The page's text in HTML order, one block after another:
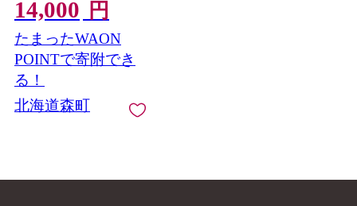
税 いかめし 烏賊めし
イカ飯 惣菜 北海道 イ
カ 烏賊 いか レトルト
簡単調理 一人暮らし
ふるさと納税 北海道
mr1-0703
14,000 円
たまったWAON
POINTで寄附でき
る！
北海道森町